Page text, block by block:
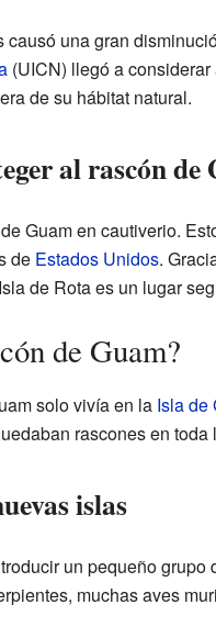
una gran
(UICN) llegó a considerar
de su hábitat natural.
al rascón de
Guam en cautiverio.
de Estados Unidos.
de Rota es un lugar
de Guam?
solo vivía en la Isla de
rascones en toda
islas
un pequeño
muchas aves